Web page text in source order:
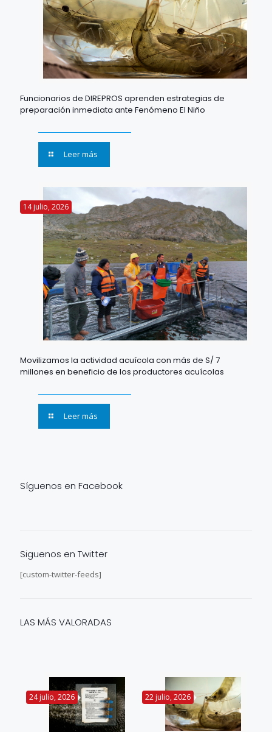
Funcionarios de DIREPROS aprenden estrategias de
preparación inmediata ante Fenómeno El Niño
Leer más
14 julio, 2026
Movilizamos la actividad acuícola con más de S/ 7
millones en beneficio de los productores acuícolas
Leer más
Síguenos en Facebook
Siguenos en Twitter
[custom-twitter-feeds]
LAS MÁS VALORADAS
24 julio, 2026 22 julio, 2026